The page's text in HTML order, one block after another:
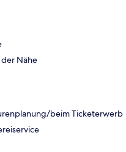
Nähe
beim Ticketerwerb